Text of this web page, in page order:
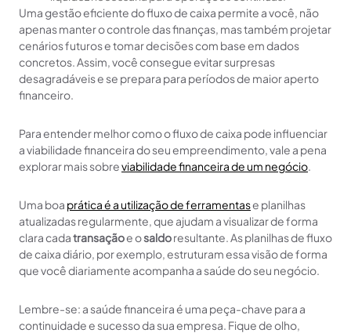
Uma gestão eficiente do fluxo de caixa permite a você, não
apenas manter o controle das finanças, mas também projetar
cenários futuros e tomar decisões com base em dados
concretos. Assim, você consegue evitar surpresas
desagradáveis e se prepara para períodos de maior aperto
financeiro.
Para entender melhor como o fluxo de caixa pode influenciar
a viabilidade financeira do seu empreendimento, vale a pena
explorar mais sobreviabilidade financeira de um negócio.
Uma boa prática é a utilização de ferramentase planilhas
atualizadas regularmente, que ajudam a visualizar de forma
clara cadatransaçãoe osaldoresultante. As planilhas de fluxo
de caixa diário, por exemplo, estruturam essa visão de forma
que você diariamente acompanha a saúde do seu negócio.
Lembre-se: a saúde financeira é uma peça-chave para a
continuidade e sucesso da sua empresa. Fique de olho,